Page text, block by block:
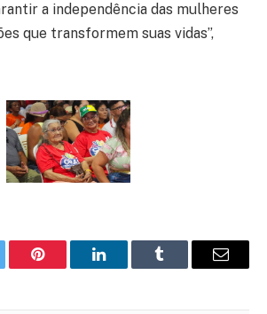
a independência das mulheres
que transformem suas vidas”,
Pinterest LinkedInTumblr
E-